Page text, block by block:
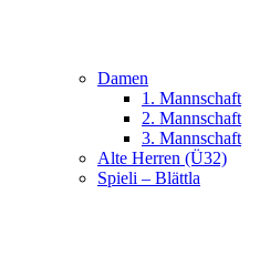
Damen
1. Mannschaft
2. Mannschaft
3. Mannschaft
Alte Herren (Ü32)
Spieli – Blättla